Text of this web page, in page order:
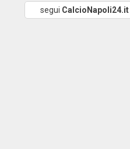
segui CalcioNapoli24.it